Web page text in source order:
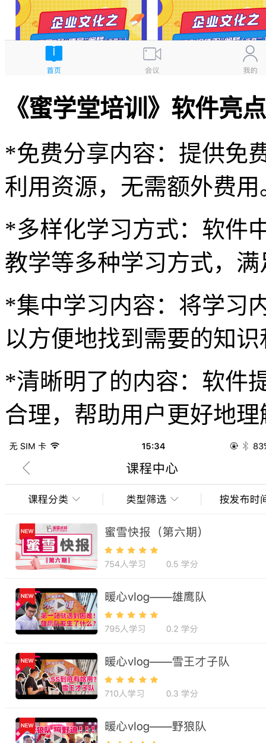
《蜜学堂培训》软件亮
*免费分享内容：提供免
利用资源，无需额外费用
*多样化学习方式：软件
教学等多种学习方式，
*集中学习内容：将学习
以方便地找到需要的知
*清晰明了的内容：软件
合理，帮助用户更好地